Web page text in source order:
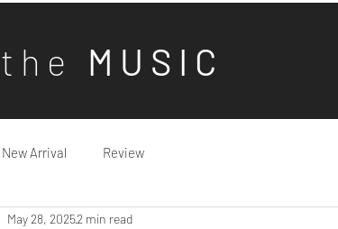
t h e M U S I C
New Arrival Review
May 28, 20252 min read